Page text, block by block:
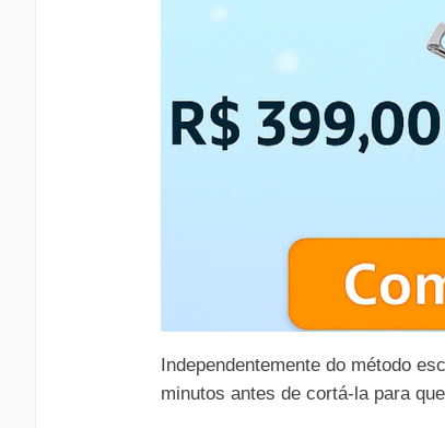
Independentemente do método
minutos antes de cortá-la para